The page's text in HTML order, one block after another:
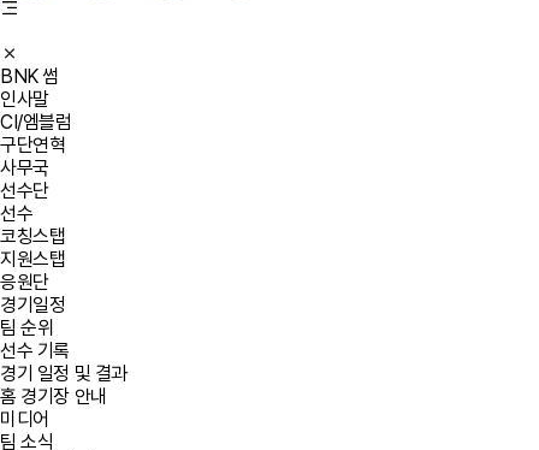
BNK 썸
인사말
CI/엠블럼
구단연혁
사무국
선수단
선수
코칭스탭
지원스탭
응원단
경기일정
팀 순위
선수 기록
경기 일정 및 결과
홈 경기장 안내
미디어
팀 소식